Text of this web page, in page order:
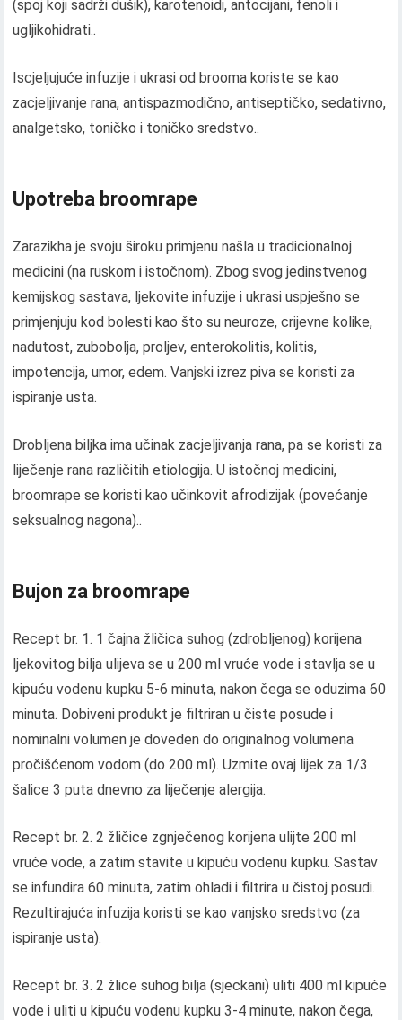
(spoj koji sadrži dušik), karotenoidi, antocijani, fenoli i
ugljikohidrati..
Iscjeljujuće infuzije i ukrasi od brooma koriste se kao
zacjeljivanje rana, antispazmodično, antiseptičko, sedativno,
analgetsko, toničko i toničko sredstvo..
Upotreba broomrape
Zarazikha je svoju široku primjenu našla u tradicionalnoj
medicini (na ruskom i istočnom). Zbog svog jedinstvenog
kemijskog sastava, ljekovite infuzije i ukrasi uspješno se
primjenjuju kod bolesti kao što su neuroze, crijevne kolike,
nadutost, zubobolja, proljev, enterokolitis, kolitis,
impotencija, umor, edem. Vanjski izrez piva se koristi za
ispiranje usta.
Drobljena biljka ima učinak zacjeljivanja rana, pa se koristi za
liječenje rana različitih etiologija. U istočnoj medicini,
broomrape se koristi kao učinkovit afrodizijak (povećanje
seksualnog nagona)..
Bujon za broomrape
Recept br. 1. 1 čajna žličica suhog (zdrobljenog) korijena
ljekovitog bilja ulijeva se u 200 ml vruće vode i stavlja se u
kipuću vodenu kupku 5-6 minuta, nakon čega se oduzima 60
minuta. Dobiveni produkt je filtriran u čiste posude i
nominalni volumen je doveden do originalnog volumena
pročišćenom vodom (do 200 ml). Uzmite ovaj lijek za 1/3
šalice 3 puta dnevno za liječenje alergija.
Recept br. 2. 2 žličice zgnječenog korijena ulijte 200 ml
vruće vode, a zatim stavite u kipuću vodenu kupku. Sastav
se infundira 60 minuta, zatim ohladi i filtrira u čistoj posudi.
Rezultirajuća infuzija koristi se kao vanjsko sredstvo (za
ispiranje usta).
Recept br. 3. 2 žlice suhog bilja (sjeckani) uliti 400 ml kipuće
vode i uliti u kipuću vodenu kupku 3-4 minute, nakon čega,